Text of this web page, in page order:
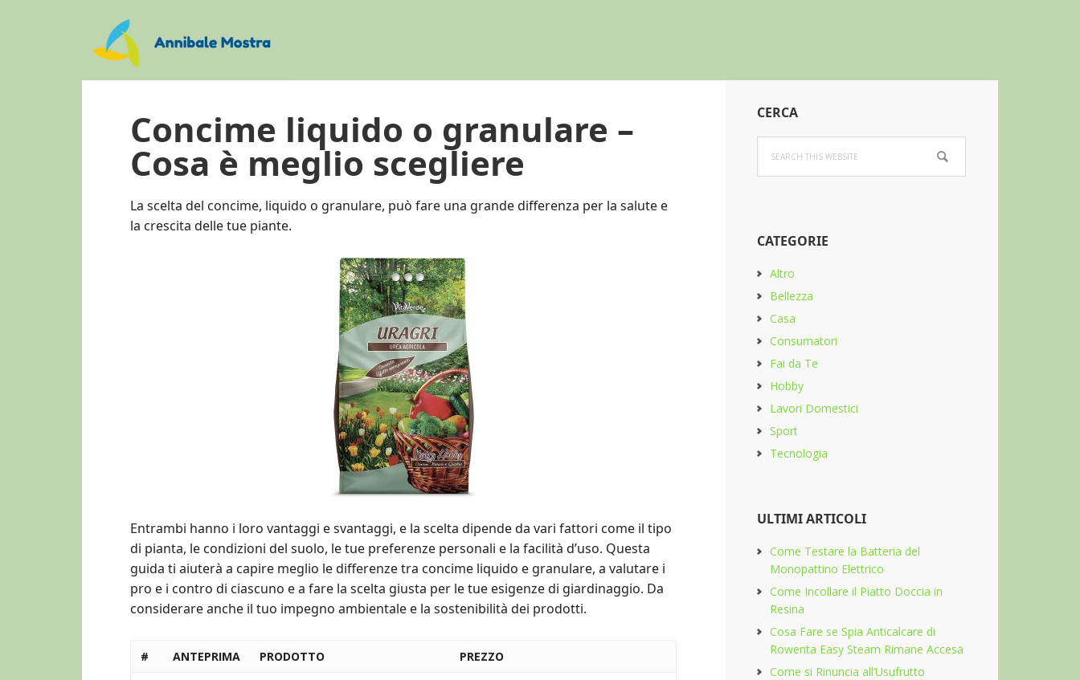
main
primary
footer
Concime liquido o granulare –
Cosa è meglio scegliere
La scelta del concime, liquido o granulare, può fare una grande differenza per la salute e
la crescita delle tue piante.
Entrambi hanno i loro vantaggi e svantaggi, e la scelta dipende da vari fattori come il tipo
di pianta, le condizioni del suolo, le tue preferenze personali e la facilità d’uso. Questa
guida ti aiuterà a capire meglio le differenze tra concime liquido e granulare, a valutare i
pro e i contro di ciascuno e a fare la scelta giusta per le tue esigenze di giardinaggio. Da
considerare anche il tuo impegno ambientale e la sostenibilità dei prodotti.
# ANTEPRIMA PRODOTTO PREZZO
Primary
Sidebar
CERCA
this
website
CATEGORIE
Altro
Bellezza
Casa
Consumatori
Fai da Te
Hobby
Lavori Domestici
Sport
Tecnologia
ULTIMI ARTICOLI
Come Testare la Batteria del
Monopattino Elettrico
Come Incollare il Piatto Doccia in
Resina
Cosa Fare se Spia Anticalcare di
Rowenta Easy Steam Rimane Accesa
Come si Rinuncia all’Usufrutto